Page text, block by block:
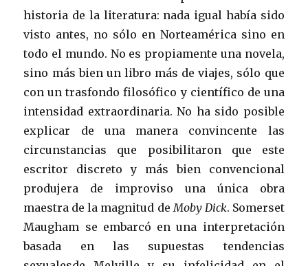
historia de la literatura: nada igual había sido
visto antes, no sólo en Norteamérica sino en
todo el mundo. No es propiamente una novela,
sino más bien un libro más de viajes, sólo que
con un trasfondo filosófico y científico de una
intensidad extraordinaria. No ha sido posible
explicar de una manera convincente las
circunstancias que posibilitaron que este
escritor discreto y más bien convencional
produjera de improviso una única obra
maestra de la magnitud de Moby Dick. Somerset
Maugham se embarcó en una interpretación
basada en las supuestas tendencias